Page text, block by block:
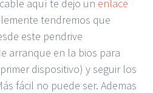
aquí te dejo un enlace
tendremos que
este pendrive
arranque en la bios para
dispositivo) y seguir los
fácil no puede ser. Ademas